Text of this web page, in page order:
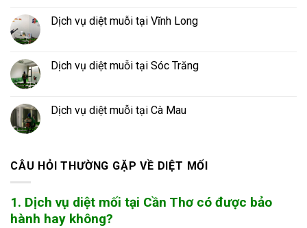
Dịch vụ diệt muỗi tại Vĩnh Long
Dịch vụ diệt muỗi tại Sóc Trăng
Dịch vụ diệt muỗi tại Cà Mau
CÂU HỎI THƯỜNG GẶP VỀ DIỆT MỐI
1. Dịch vụ diệt mối tại Cần Thơ có được bảo
hành hay không?